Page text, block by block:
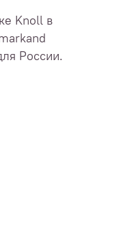
Knoll в
России.